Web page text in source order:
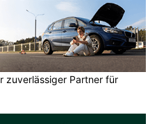
zuverlässiger Partner für